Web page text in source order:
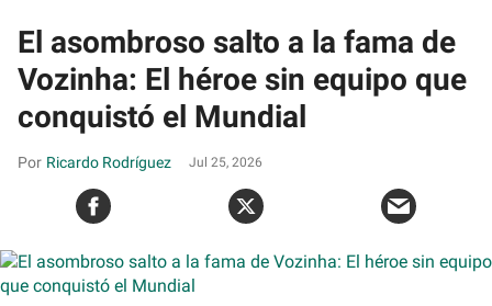
El asombroso salto a la fama de
Vozinha: El héroe sin equipo que
conquistó el Mundial
Ricardo Rodríguez Jul 25, 2026